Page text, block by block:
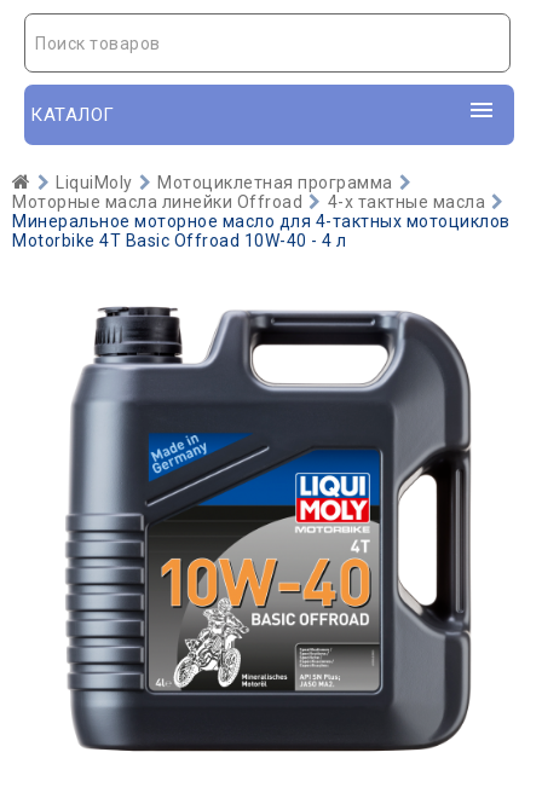
Поиск товаров
КАТАЛОГ
LiquiMoly
Мотоциклетная программа
Моторные масла линейки Offroad
4-х тактные масла
Минеральное моторное масло для 4-тактных мотоциклов
Motorbike 4T Basic Offroad 10W-40 - 4 л